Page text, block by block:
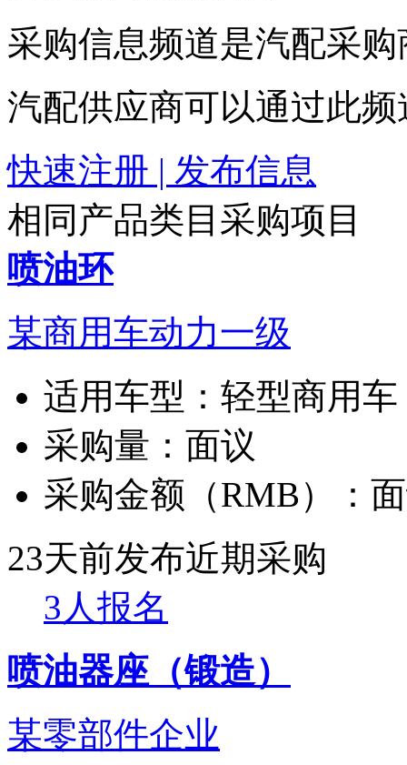
采购信息频道是汽配采
汽配供应商可以通过此
快速注册 | 发布信息
相同产品类目采购项目
喷油环
某商用车动力一级
适用车型： 轻型商用
采购量： 面议
采购金额（RMB）：
23天前发布近期采购
3人报名
喷油器座（锻造）
某零部件企业